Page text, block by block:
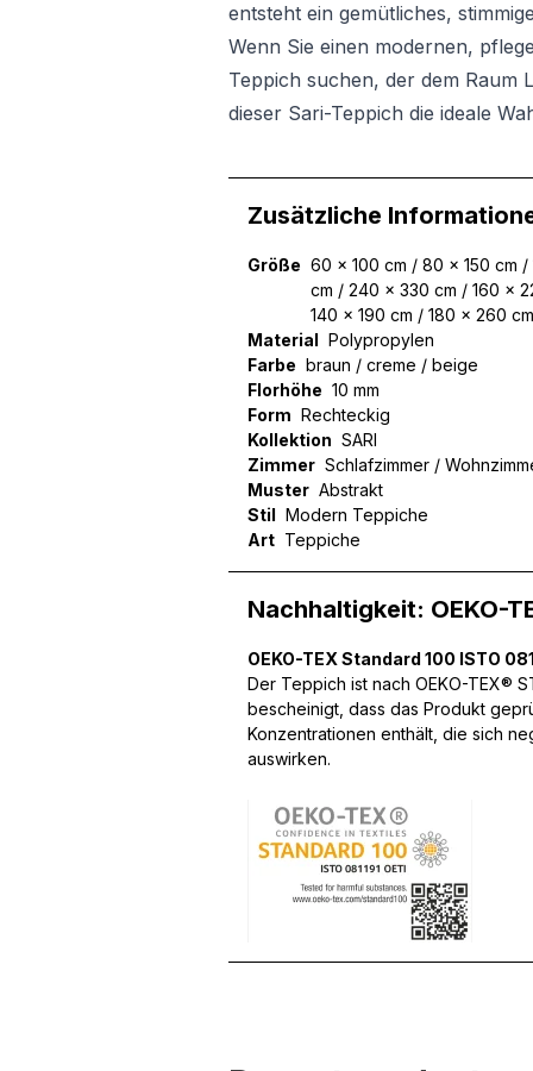
entsteht ein gemütliches,
Wenn Sie einen modernen,
Teppich suchen, der dem Raum
dieser Sari-Teppich die ideale
Zusätzliche
Größe 60 x 100 cm / 80 x 150 cm
cm / 240 x 330 cm / 160 x
140 x 190 cm / 180 x 260 cm
Material Polypropylen
Farbe braun / creme / beige
Florhöhe 10 mm
Form Rechteckig
Kollektion SARI
Zimmer Schlafzimmer /
Muster Abstrakt
Stil Modern Teppiche
Art Teppiche
Nachhaltigkeit: OEKO-
OEKO-TEX Standard 100 ISTO
Der Teppich ist nach OEKO-TEX®
bescheinigt, dass das Produkt
Konzentrationen enthält, die sich
auswirken.
Wir verwenden Cookies,
können und um unseren
Website an unsere
mit weiteren Daten
Dienste gesammelt haben.
Notwendige Cookies sind
Beispiel das Bereitstellen
speichern keine
Präferenzen